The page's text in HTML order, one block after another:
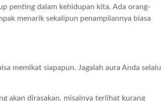
penting dalam kehidupan kita. Ada orang-
menarik sekalipun penampilannya biasa
memikat siapapun. Jagalah aura Anda selalu
akan dirasakan, misalnya terlihat kurang